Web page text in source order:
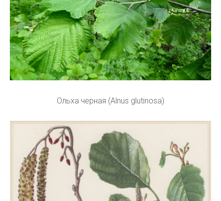
Ольха черная (Alnus glutinosa)